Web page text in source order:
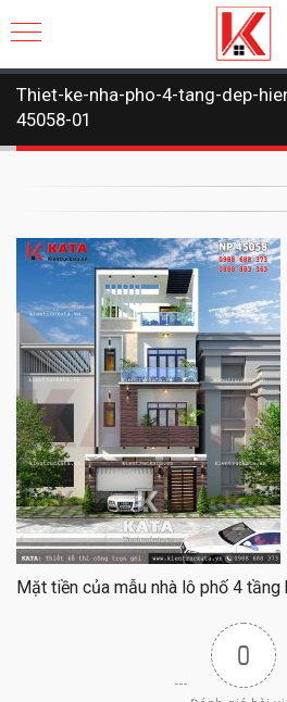
Thiet-ke-nha-pho-4-tang-dep-
45058-01
Mặt tiền của mẫu nhà lô phố 4
0